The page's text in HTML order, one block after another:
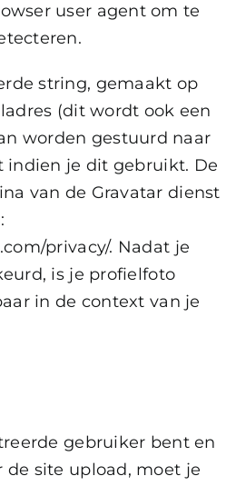
user agent om te
string, gemaakt op
(dit wordt ook een
worden gestuurd naar
indien je dit gebruikt. De
van de Gravatar dienst
privacy/. Nadat je
is je profielfoto
in de context van je
gebruiker bent en
de site upload, moet je